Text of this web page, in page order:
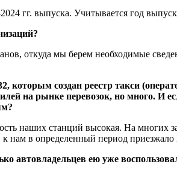
гг. выпуска. Учитывается год
откуда мы берем необходимые
создан реестр такси
на рынке перевозок, но много. И
наших станций высокая. На многих
нам в определенный период
автовладельцев ею уже